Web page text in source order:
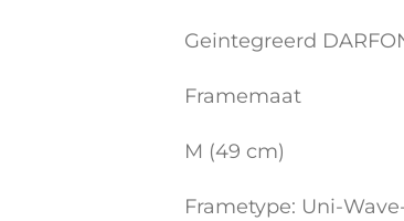
Geintegreerd
Framemaat
M (49 cm)
Frametype: Uni-